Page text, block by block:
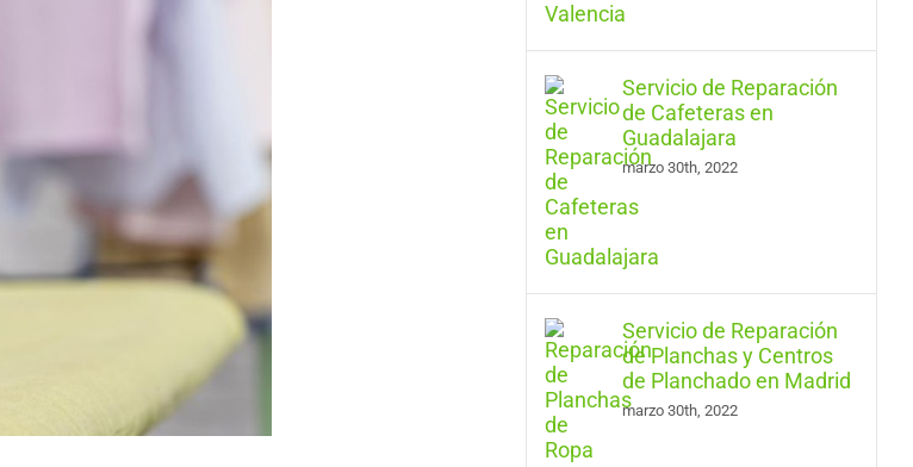
Servicio de Reparación
de Cafeteras en
Guadalajara
marzo 30th, 2022
Servicio de Reparación
de Planchas y Centros
de Planchado en Madrid
marzo 30th, 2022